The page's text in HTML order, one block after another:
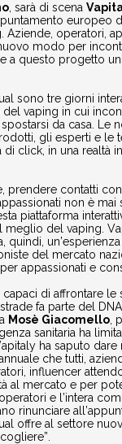
, sarà di scena
europeo
Aziende, operatori,
modo per
a questo progetto
sono tre giorni
vaping in cui
da casa. Le
gli esperti e le
click, in una realtà
prendere contatti
non è mai
piattaforma
meglio del vaping.
quindi,
del mercato
appassionati e
capaci di affrontare le
fa parte del
Mosè Giacomello ,
sanitaria ha
ha saputo dare
che tutti,
influencer
al mercato e per
e l’intera
rinunciare
offre al settore